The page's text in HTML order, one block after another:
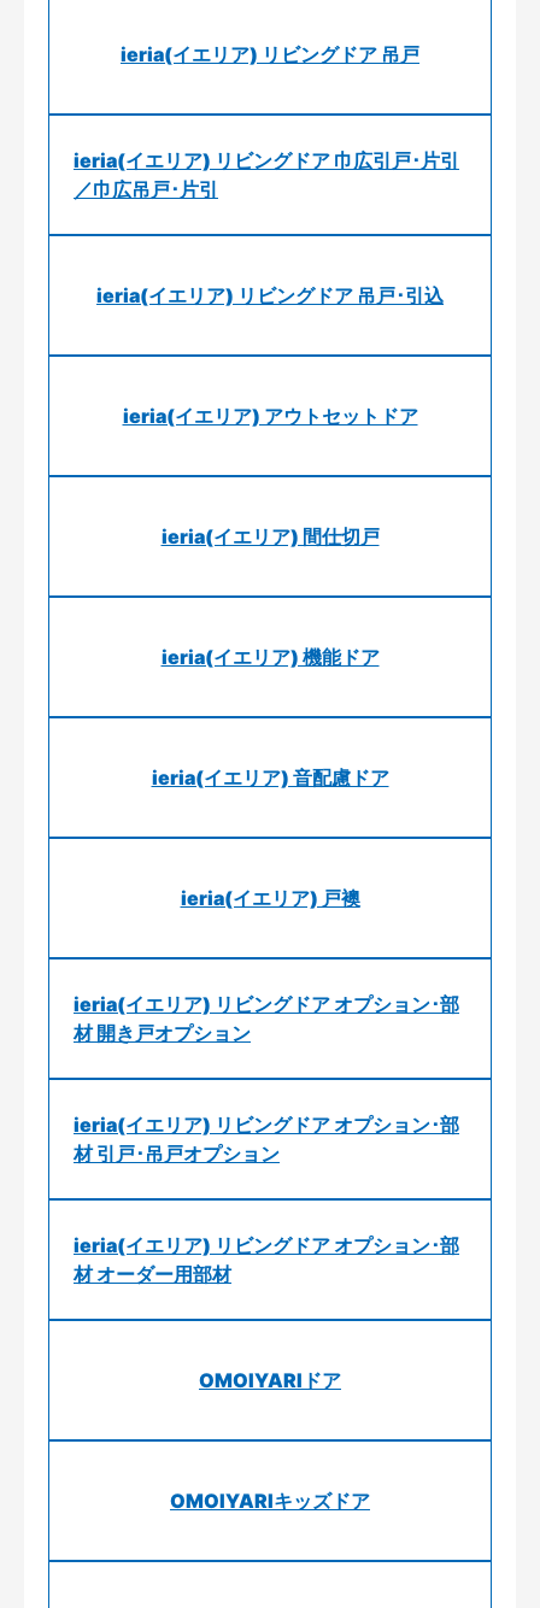
ieria(イエリア) リビングドア 吊戸
ieria(イエリア) リビングドア 巾広引戸･片引
／巾広吊戸･片引
ieria(イエリア) リビングドア 吊戸･引込
ieria(イエリア) アウトセットドア
ieria(イエリア) 間仕切戸
ieria(イエリア) 機能ドア
ieria(イエリア) 音配慮ドア
ieria(イエリア) 戸襖
ieria(イエリア) リビングドア オプション･部
材 開き戸オプション
ieria(イエリア) リビングドア オプション･部
材 引戸･吊戸オプション
ieria(イエリア) リビングドア オプション･部
材 オーダー用部材
OMOIYARIドア
OMOIYARIキッズドア